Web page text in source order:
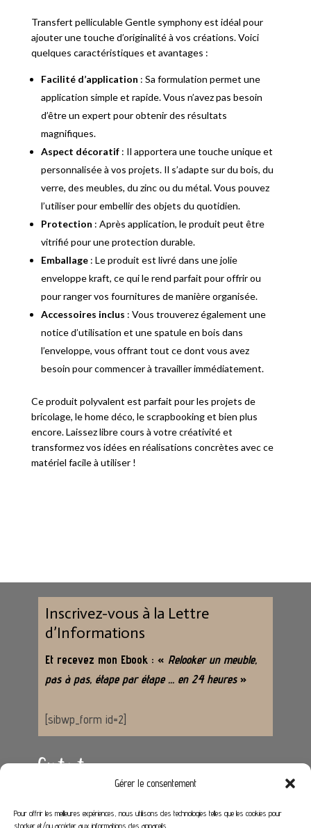
Gérer le consentement
Pour offrir les meilleures expériences, nous utilisons des technologies telles que les cookies pour
stocker et/ou accéder aux informations des appareils.
Transfert pelliculable Gentle symphony est idéal pour
ajouter une touche d’originalité à vos créations. Voici
quelques caractéristiques et avantages :
Facilité d’application : Sa formulation permet une
application simple et rapide. Vous n’avez pas besoin
d’être un expert pour obtenir des résultats
magnifiques.
Aspect décoratif: Il apportera une touche unique et
personnalisée à vos projets. Il s’adapte sur du bois, du
verre, des meubles, du zinc ou du métal. Vous pouvez
l’utiliser pour embellir des objets du quotidien.
Protection : Après application, le produit peut être
vitrifié pour une protection durable.
Emballage: Le produit est livré dans une jolie
enveloppe kraft, ce qui le rend parfait pour offrir ou
pour ranger vos fournitures de manière organisée.
Accessoires inclus : Vous trouverez également une
notice d’utilisation et une spatule en bois dans
l’enveloppe, vous offrant tout ce dont vous avez
besoin pour commencer à travailler immédiatement.
Ce produit polyvalent est parfait pour les projets de
bricolage, le home déco, le scrapbooking et bien plus
encore. Laissez libre cours à votre créativité et
transformez vos idées en réalisations concrètes avec ce
matériel facile à utiliser !
Inscrivez-vous à la Lettre
d’Informations
Et recevez mon Ebook : « Relooker un meuble,
pas à pas, étape par étape … en 24 heures »
[sibwp_form id=2]
Contact